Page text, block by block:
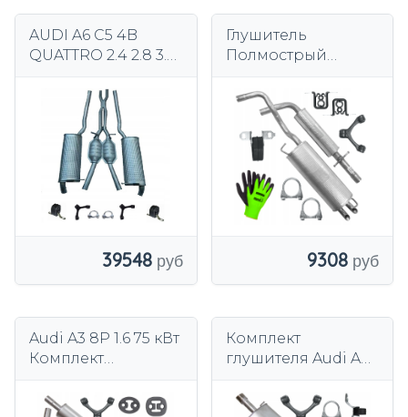
AUDI A6 C5 4B
QUATTRO 2.4 2.8 3.0
ГЛУШИТЕЛИ
ЦЕНТРАЛЬНЫЙ
ГЛУШИТЕЛЬ
39548
Глушитель
Полмострый
Audi A3 8L 1.6 1996-
2003 гг.
9308
Audi A3 8P 1.6 75 кВт
Комплект
2012 гг.
Комплект
глушителя Audi A4
2000-2008 Sedan